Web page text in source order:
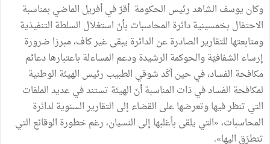
وكان يوسف الشاهد رئيس الحكومة أقرّ في أفريل الماضي بمناسبة
الاحتفال بخمسينية دائرة المحاسبات بأنّ استغلال السلطة التنفيذية
ومتابعتها للتقارير الصادرة عن الدائرة يبقى غير كاف، مبرزا ضرورة
إرساء الشفافيّة والحوكمة الرشيدة ودعم المساءلة باعتبارها دعائم
مكافحة الفساد، في حين أكّد شوقي الطبيب رئيس الهيئة الوطنية
لمكافحة الفساد في ذات المناسبة أنّ الهيئة تستند في عديد الملفات
التي تنظر فيها وتعرضها على القضاء إلى التقارير السنوية لدائرة
المحاسبات، «التي يلقى بأغلبها إلى النسيان، رغم خطورة الوقائع التي
تتطرّق اليها».